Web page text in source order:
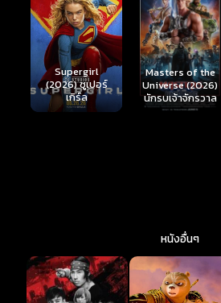
Masters of the
Universe (2026)
นักรบเจ้าจักรวาล
Hungry (2026)
มันเด้งขึ้นมาแดก
หนังอื่นๆ